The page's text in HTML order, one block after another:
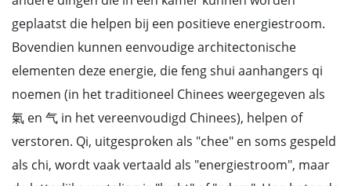
geplaatst die helpen bij een positieve energiestroom.
Bovendien kunnen eenvoudige architectonische
elementen deze energie, die feng shui aanhangers qi
noemen (in het traditioneel Chinees weergegeven als
氣 en 气 in het vereenvoudigd Chinees), helpen of
verstoren. Qi, uitgesproken als "chee" en soms gespeld
als chi, wordt vaak vertaald als "energiestroom", maar